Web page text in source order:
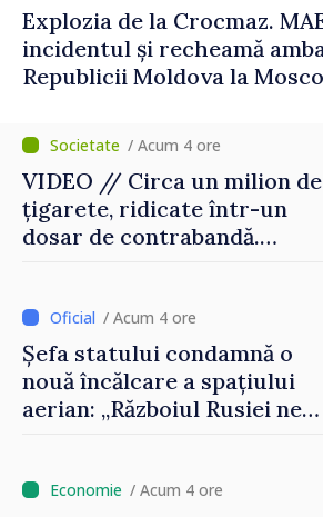
Explozia de la Crocmaz.
incidentul și recheamă
Republicii Moldova la
/ Acum 4 ore
VIDEO // Circa un milion de
țigarete, ridicate într-un
dosar de contrabandă.
/ Acum 4 ore
Șefa statului condamnă o
nouă încălcare a spațiului
aerian: „Războiul Rusiei ne
/ Acum 4 ore